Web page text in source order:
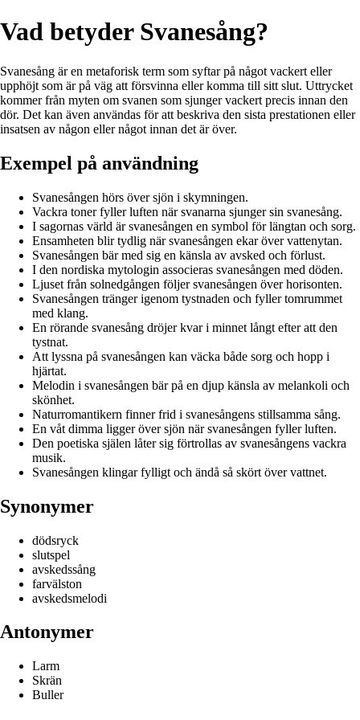
Vad betyder Svanesång?
Svanesång är en metaforisk term som syftar på något vackert eller
upphöjt som är på väg att försvinna eller komma till sitt slut. Uttrycket
kommer från myten om svanen som sjunger vackert precis innan den
dör. Det kan även användas för att beskriva den sista prestationen eller
insatsen av någon eller något innan det är över.
Exempel på användning
Svanesången hörs över sjön i skymningen.
Vackra toner fyller luften när svanarna sjunger sin svanesång.
I sagornas värld är svanesången en symbol för längtan och sorg.
Ensamheten blir tydlig när svanesången ekar över vattenytan.
Svanesången bär med sig en känsla av avsked och förlust.
I den nordiska mytologin associeras svanesången med döden.
Ljuset från solnedgången följer svanesången över horisonten.
Svanesången tränger igenom tystnaden och fyller tomrummet
med klang.
En rörande svanesång dröjer kvar i minnet långt efter att den
tystnat.
Att lyssna på svanesången kan väcka både sorg och hopp i
hjärtat.
Melodin i svanesången bär på en djup känsla av melankoli och
skönhet.
Naturromantikern finner frid i svanesångens stillsamma sång.
En våt dimma ligger över sjön när svanesången fyller luften.
Den poetiska själen låter sig förtrollas av svanesångens vackra
musik.
Svanesången klingar fylligt och ändå så skört över vattnet.
Synonymer
dödsryck
slutspel
avskedssång
farvälston
avskedsmelodi
Antonymer
Larm
Skrän
Buller